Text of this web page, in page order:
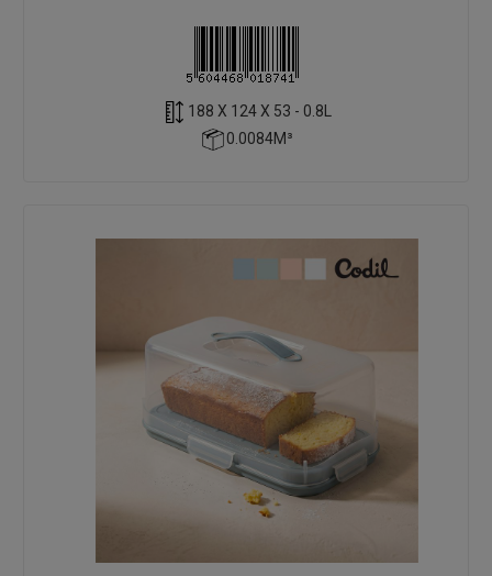
188 X 124 X 53 - 0.8L
0.0084M³